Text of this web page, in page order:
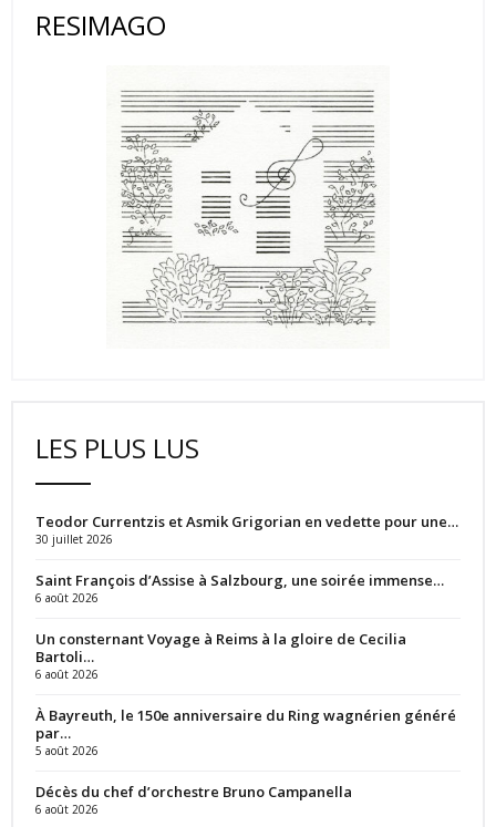
RESIMAGO
LES PLUS LUS
Teodor Currentzis et Asmik Grigorian en vedette pour une…
30 juillet 2026
Saint François d’Assise à Salzbourg, une soirée immense…
6 août 2026
Un consternant Voyage à Reims à la gloire de Cecilia
Bartoli…
6 août 2026
À Bayreuth, le 150e anniversaire du Ring wagnérien généré
par…
5 août 2026
Décès du chef d’orchestre Bruno Campanella
6 août 2026